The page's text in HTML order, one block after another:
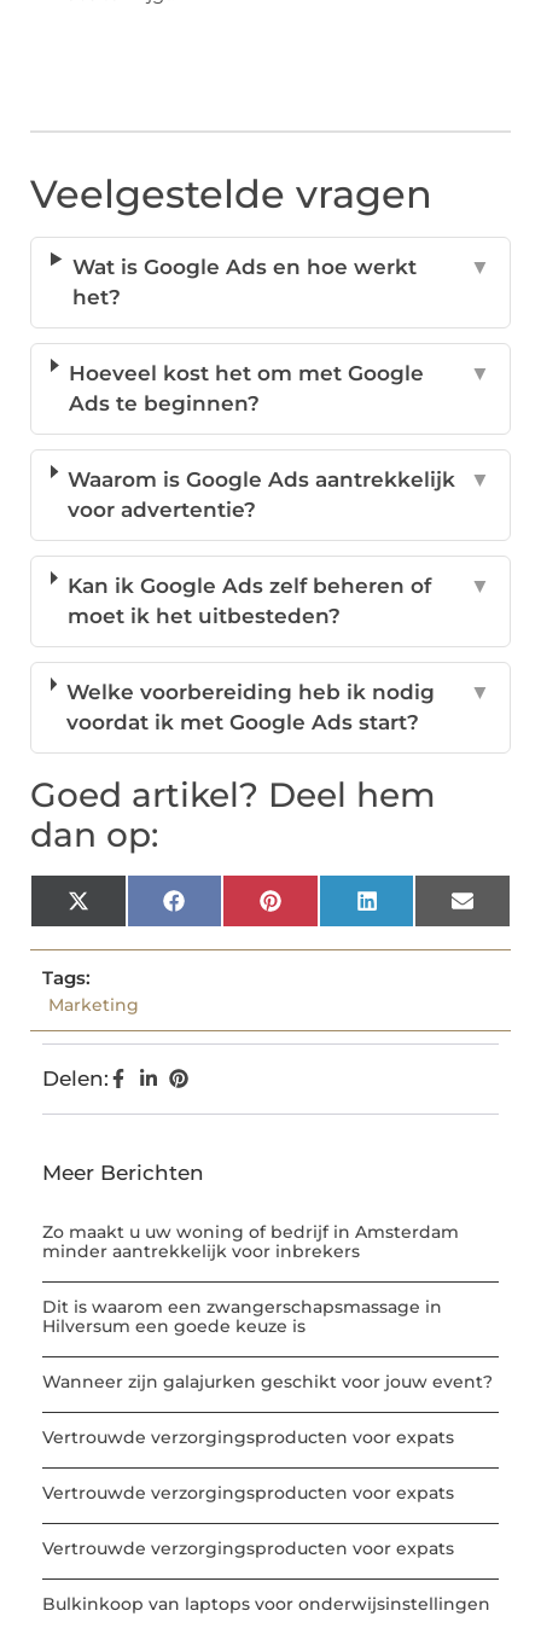
Veelgestelde vragen
Wat is Google Ads en hoe werkt
het?
▼
Hoeveel kost het om met Google
Ads te beginnen?
▼
Waarom is Google Ads aantrekkelijk
voor advertentie?
▼
Kan ik Google Ads zelf beheren of
moet ik het uitbesteden?
▼
Welke voorbereiding heb ik nodig
voordat ik met Google Ads start?
▼
Goed artikel? Deel hem
dan op:
X
(Twitter)
FacebookPinterestLinkedInEmail
Tags:
Marketing
Delen:
Meer Berichten
Zo maakt u uw woning of bedrijf in Amsterdam
minder aantrekkelijk voor inbrekers
Dit is waarom een zwangerschapsmassage in
Hilversum een goede keuze is
Wanneer zijn galajurken geschikt voor jouw event?
Vertrouwde verzorgingsproducten voor expats
Vertrouwde verzorgingsproducten voor expats
Vertrouwde verzorgingsproducten voor expats
Bulkinkoop van laptops voor onderwijsinstellingen